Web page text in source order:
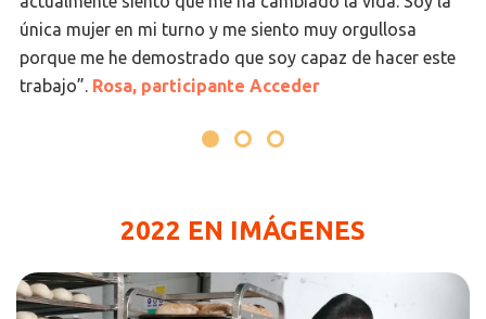
única mujer en mi turno y me siento muy orgullosa
porque me he demostrado que soy capaz de hacer este
trabajo”. Rosa, participante Acceder
2022 EN IMÁGENES